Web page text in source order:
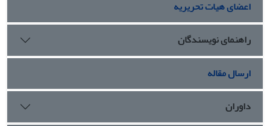
اعضای هیات تحریریه
راهنمای نویسندگان
ارسال مقاله
داوران